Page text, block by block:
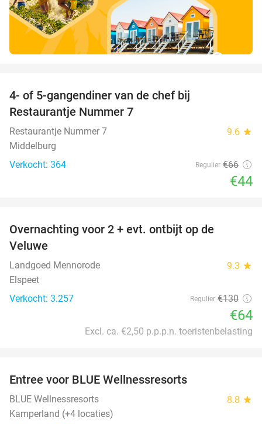
4- of 5-gangendiner van de chef bij
Restaurantje Nummer 7
Restaurantje Nummer 7 9.6 star
Middelburg
Verkocht: 364
Regulier €66
€44
Overnachting voor 2 + evt. ontbijt op de
Veluwe
Landgoed Mennorode 9.3 star
Elspeet
Verkocht: 3.257
Regulier €130
€64
Excl. ca. €2,50 p.p.p.n. toeristenbelasting
Entree voor BLUE Wellnessresorts
BLUE Wellnessresorts 8.8 star
Kamperland (+4 locaties)